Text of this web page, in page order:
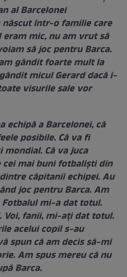
al Barcelonei
într-o familie care
mic, nu am vrut să
să joc pentru Barca.
gândit foarte mult la
micul Gerard dacă i-
visurile sale vor
echipă a Barcelonei, că
posibile. Că va fi
Că va juca
mai buni fotbaliști din
căpitanii echipei. Au
joc pentru Barca. Am
mi-a dat totul.
fanii, mi-ați dat totul.
acelui copil s-au
spun că am decis să-mi
Am spus mereu că nu
Barca.